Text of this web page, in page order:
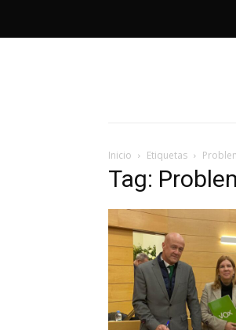
Inicio Etiquetas
Tag: